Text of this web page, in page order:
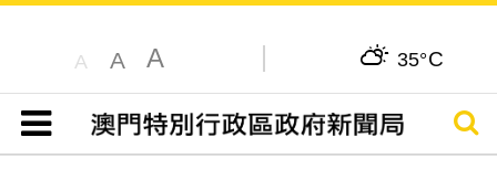
A A A 35°C
目錄
搜尋